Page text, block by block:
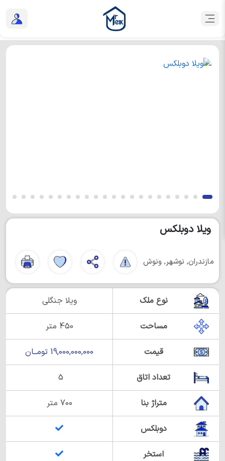
ویلا دوبلکس
مازندران, نوشهر, ونوش
نوع ملک ویلا جنگلی
مساحت 450 متر
قیمت 19,000,000,000 تومــان
تعداد اتاق 5
متراژ بنا 700 متر
دوبلکس
استخر